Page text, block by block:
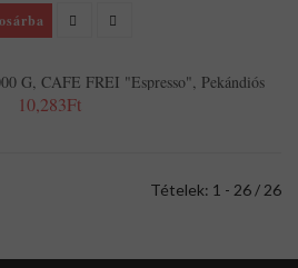
G, CAFE FREI "Espresso", Pekándiós
10,283Ft
Tételek: 1 - 26 / 26